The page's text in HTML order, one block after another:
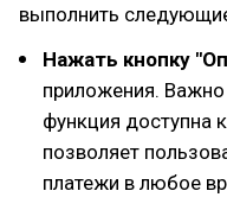
выполнить
Нажать кнопку
приложения. Важно
функция доступна
позволяет
платежи в любое